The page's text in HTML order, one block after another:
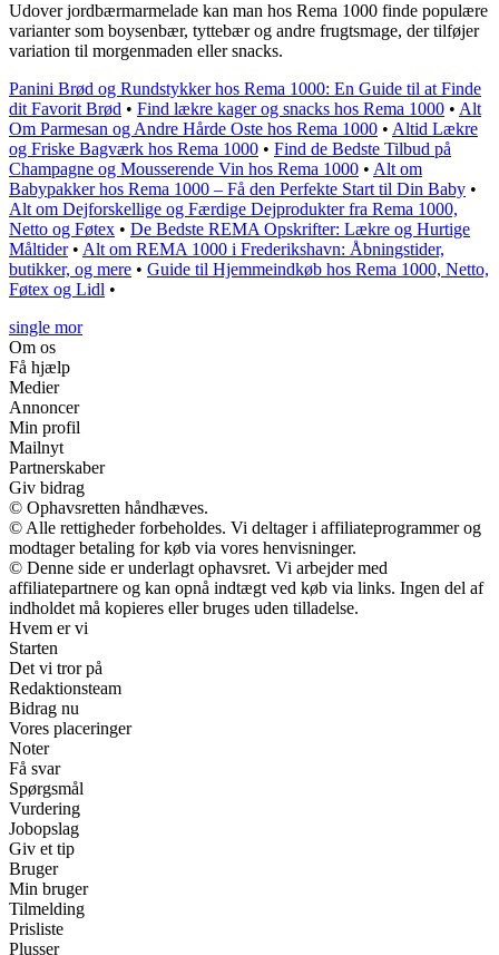
Udover jordbærmarmelade kan man hos Rema 1000 finde populære
varianter som boysenbær, tyttebær og andre frugtsmage, der tilføjer
variation til morgenmaden eller snacks.
Panini Brød og Rundstykker hos Rema 1000: En Guide til at Finde
dit Favorit Brød • Find lækre kager og snacks hos Rema 1000 • Alt
Om Parmesan og Andre Hårde Oste hos Rema 1000 • Altid Lækre
og Friske Bagværk hos Rema 1000 • Find de Bedste Tilbud på
Champagne og Mousserende Vin hos Rema 1000 • Alt om
Babypakker hos Rema 1000 – Få den Perfekte Start til Din Baby •
Alt om Dejforskellige og Færdige Dejprodukter fra Rema 1000,
Netto og Føtex • De Bedste REMA Opskrifter: Lækre og Hurtige
Måltider• Alt om REMA 1000 i Frederikshavn: Åbningstider,
butikker, og mere • Guide til Hjemmeindkøb hos Rema 1000, Netto,
Føtex og Lidl •
single mor
Om os
Få hjælp
Medier
Annoncer
Min profil
Mailnyt
Partnerskaber
Giv bidrag
© Ophavsretten håndhæves.
© Alle rettigheder forbeholdes. Vi deltager i affiliateprogrammer og
modtager betaling for køb via vores henvisninger.
© Denne side er underlagt ophavsret. Vi arbejder med
affiliatepartnere og kan opnå indtægt ved køb via links. Ingen del af
indholdet må kopieres eller bruges uden tilladelse.
Hvem er vi
Starten
Det vi tror på
Redaktionsteam
Bidrag nu
Vores placeringer
Noter
Få svar
Spørgsmål
Vurdering
Jobopslag
Giv et tip
Bruger
Min bruger
Tilmelding
Prisliste
Plusser